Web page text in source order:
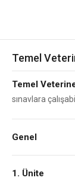
Temel
Temel
sınavlara
Genel
1. Ünite